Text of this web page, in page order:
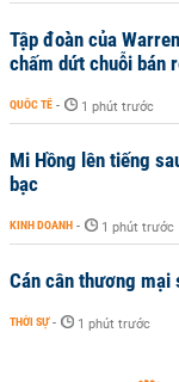
Tập đoàn của
chấm dứt chuỗi bán
QUỐC TẾ - 1 phút trước
Mi Hồng lên tiếng
bạc
KINH DOANH - 1 phút trước
Cán cân thương mại
THỜI SỰ - 1 phút trước